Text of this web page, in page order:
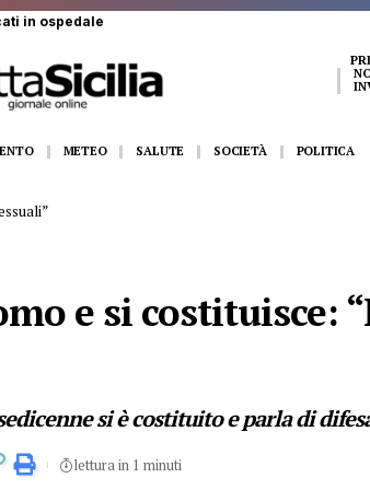
agricola
METEO SALUTE SOCIETÀ POLITICA
e si costituisce:
si è costituito e parla di
lettura in 1 minuti